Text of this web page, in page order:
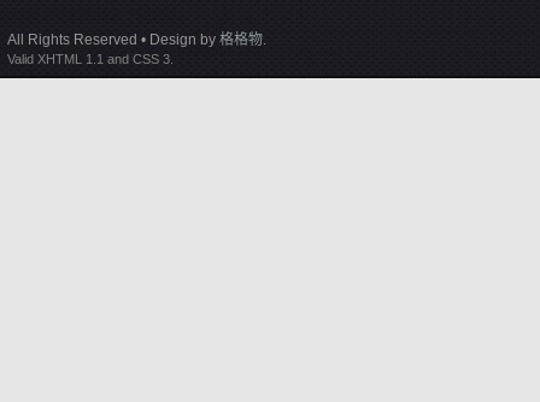
All Rights Reserved • Design by 格格物.
Valid XHTML 1.1 and CSS 3.